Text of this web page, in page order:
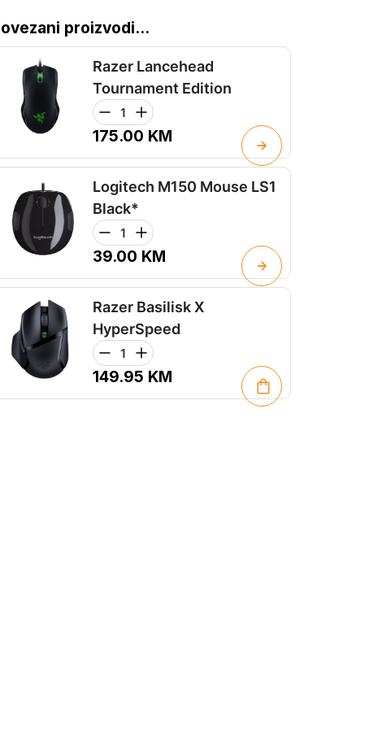
proizvodi...
Razer Lancehead
Tournament Edition
175.00 KM
Logitech M150 Mouse LS1
Black*
39.00 KM
Razer Basilisk X
HyperSpeed
149.95 KM